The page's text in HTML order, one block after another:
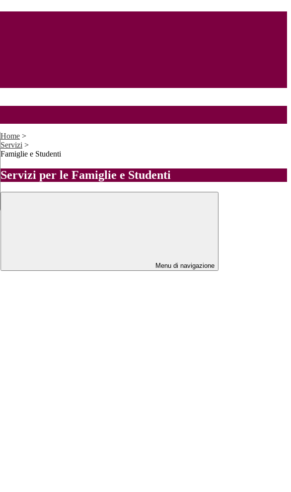
Home >
Servizi >
Famiglie e Studenti
Servizi per le Famiglie e Studenti
Menu di navigazione